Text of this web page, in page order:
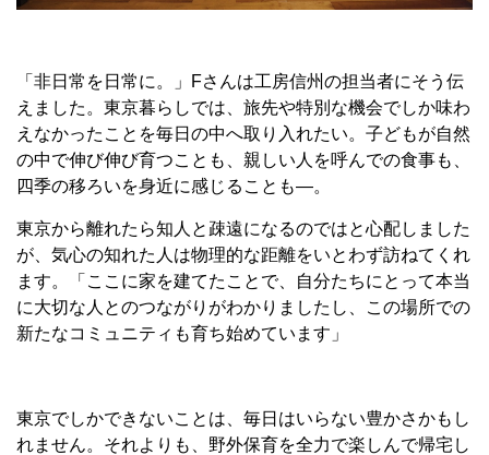
「非日常を日常に。」Fさんは工房信州の担当者にそう伝
えました。東京暮らしでは、旅先や特別な機会でしか味わ
えなかったことを毎日の中へ取り入れたい。子どもが自然
の中で伸び伸び育つことも、親しい人を呼んでの食事も、
四季の移ろいを身近に感じることも―。
東京から離れたら知人と疎遠になるのではと心配しました
が、気心の知れた人は物理的な距離をいとわず訪ねてくれ
ます。「ここに家を建てたことで、自分たちにとって本当
に大切な人とのつながりがわかりましたし、この場所での
新たなコミュニティも育ち始めています」
東京でしかできないことは、毎日はいらない豊かさかもし
れません。それよりも、野外保育を全力で楽しんで帰宅し